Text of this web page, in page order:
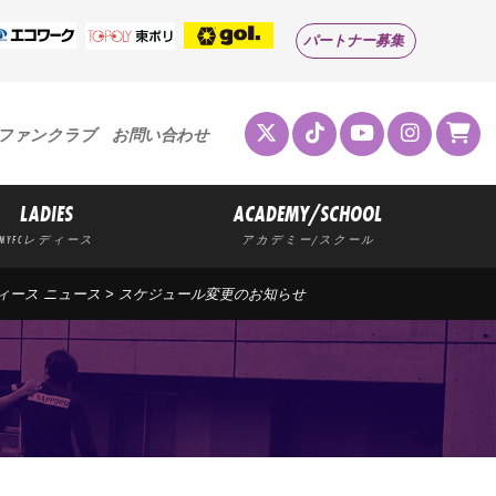
パートナー募集
ァンクラブ お問い合わせ
LADIES
MYFCレディース
ACADEMY/SCHOOL
アカデミー/スクール
ース ニュース > スケジュール変更のお知らせ